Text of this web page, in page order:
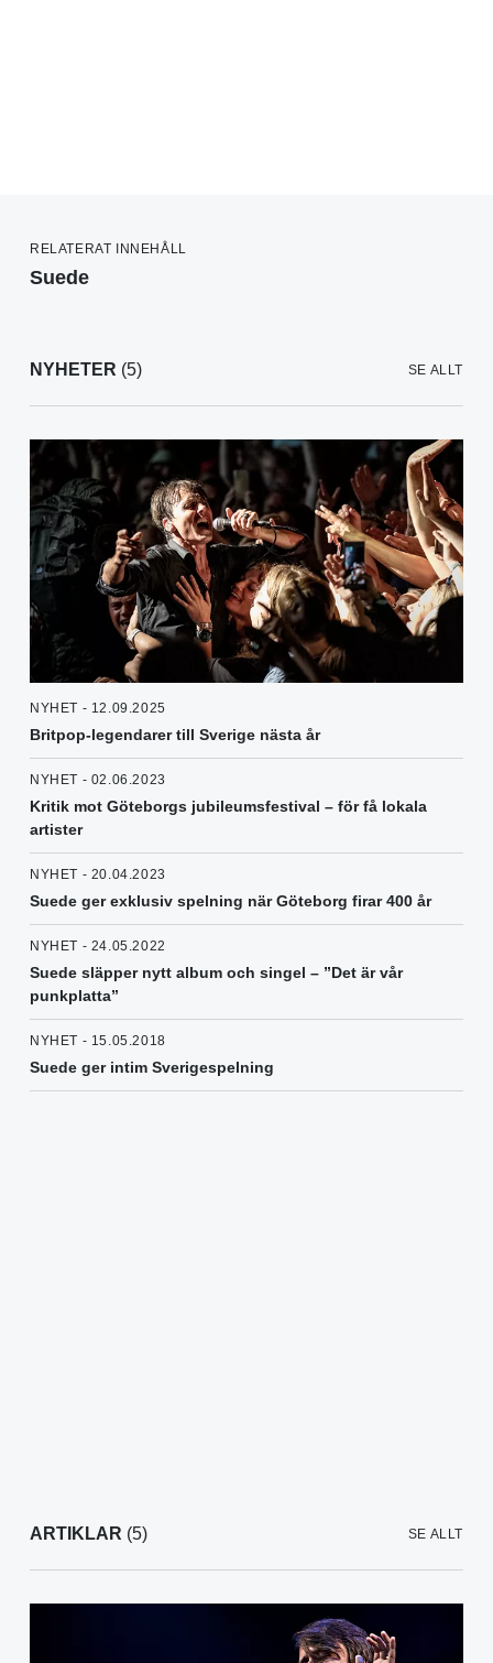
RELATERAT INNEHÅLL
Suede
NYHETER (5) SE ALLT
NYHET - 12.09.2025
Britpop-legendarer till Sverige nästa år
NYHET - 02.06.2023
Kritik mot Göteborgs jubileumsfestival – för få lokala
artister
NYHET - 20.04.2023
Suede ger exklusiv spelning när Göteborg firar 400 år
NYHET - 24.05.2022
Suede släpper nytt album och singel – ”Det är vår
punkplatta”
NYHET - 15.05.2018
Suede ger intim Sverigespelning
ARTIKLAR (5) SE ALLT